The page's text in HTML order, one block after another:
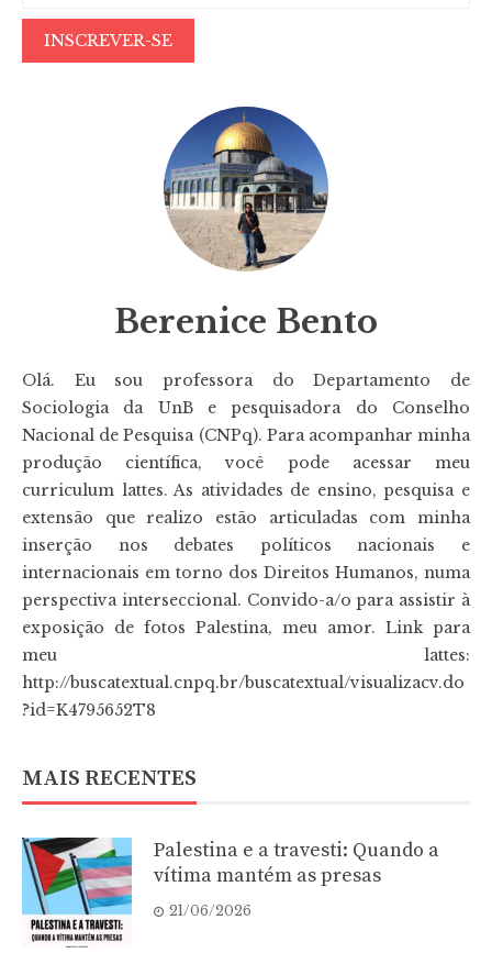
Berenice Bento
Olá. Eu sou professora do Departamento de
Sociologia da UnB e pesquisadora do Conselho
Nacional de Pesquisa (CNPq). Para acompanhar minha
produção científica, você pode acessar meu
curriculum lattes. As atividades de ensino, pesquisa e
extensão que realizo estão articuladas com minha
inserção nos debates políticos nacionais e
internacionais em torno dos Direitos Humanos, numa
perspectiva interseccional. Convido-a/o para assistir à
exposição de fotos Palestina, meu amor. Link para
meu lattes:
http://buscatextual.cnpq.br/buscatextual/visualizacv.do
?id=K4795652T8
MAIS RECENTES
Palestina e a travesti: Quando a
vítima mantém as presas
21/06/2026